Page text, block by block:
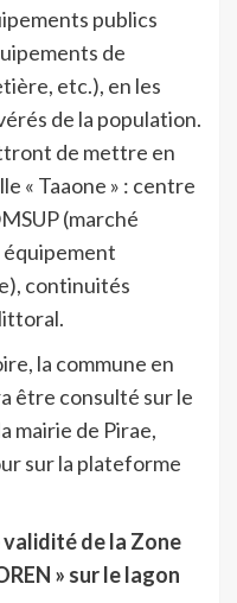
publics
de
etc.), en les
de la population.
de mettre en
« Taaone » : centre
(marché
équipement
continuités
la commune en
être consulté sur le
mairie de Pirae,
sur la plateforme
de la Zone
» sur le lagon